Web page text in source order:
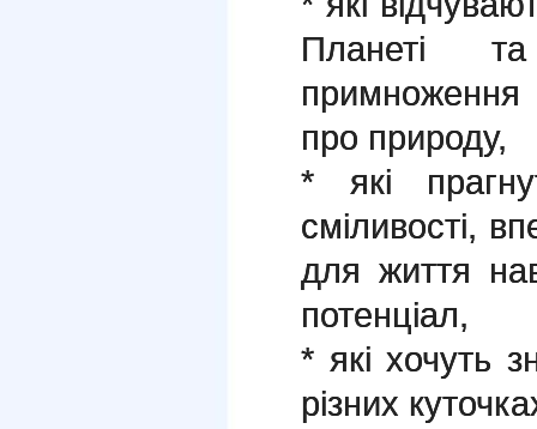
Планеті
примноження
про природу,
* які
сміливості,
для життя
потенціал,
* які хочуть
різних